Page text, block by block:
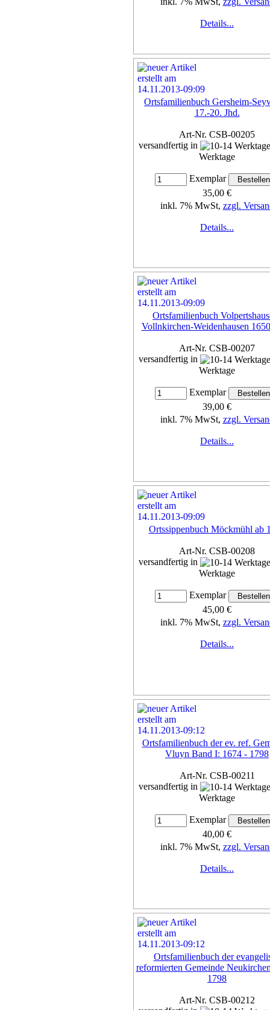
Details...
Ortsfamilienbuch Gersheim-
17.-20. Jhd.
Art-Nr. CSB-00205
versandfertig in
Werktage
Exemplar
35,00 €
inkl. 7% MwSt, zzgl.
Details...
Ortsfamilienbuch
Vollnkirchen-Weidenhausen
Art-Nr. CSB-00207
versandfertig in
Werktage
Exemplar
39,00 €
inkl. 7% MwSt, zzgl.
Details...
Ortssippenbuch Möckmühl ab
Art-Nr. CSB-00208
versandfertig in
Werktage
Exemplar
45,00 €
inkl. 7% MwSt, zzgl.
Details...
Ortsfamilienbuch der ev. ref.
Vluyn Band I: 1674 - 1798
Art-Nr. CSB-00211
versandfertig in
Werktage
Exemplar
40,00 €
inkl. 7% MwSt, zzgl.
Details...
Ortsfamilienbuch der
reformierten Gemeinde
1798
Art-Nr. CSB-00212